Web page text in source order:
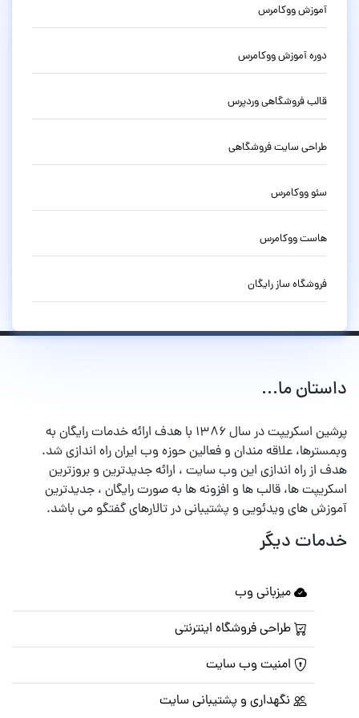
آموزش ووکامرس
دوره آموزش ووکامرس
قالب فروشگاهی وردپرس
طراحی سایت فروشگاهی
سئو ووکامرس
هاست ووکامرس
فروشگاه ساز رایگان
داستان ما...
پرشین اسکریپت در سال ۱۳۸۶ با هدف ارائه خدمات رایگان به
وبمسترها، علاقه مندان و فعالین حوزه وب ایران راه اندازی شد.
هدف از راه اندازی این وب سایت ، ارائه جدیدترین و بروزترین
اسکریپت ها، قالب ها و افزونه ها به صورت رایگان ، جدیدترین
آموزش های ویدئویی و پشتیبانی در تالارهای گفتگو می باشد.
خدمات دیگر
میزبانی وب
طراحی فروشگاه اینترنتی
امنیت وب سایت
نگهداری و پشتیبانی سایت